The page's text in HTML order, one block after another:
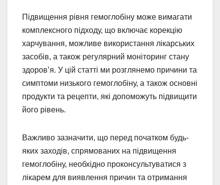
Підвищення рівня гемоглобіну може вимагати
комплексного підходу, що включає корекцію
харчування, можливе використання лікарських
засобів, а також регулярний моніторинг стану
здоров’я. У цій статті ми розглянемо причини та
симптоми низького гемоглобіну, а також основні
продукти та рецепти, які допоможуть підвищити
його рівень.
Важливо зазначити, що перед початком будь-
яких заходів, спрямованих на підвищення
гемоглобіну, необхідно проконсультуватися з
лікарем для виявлення причин та отримання